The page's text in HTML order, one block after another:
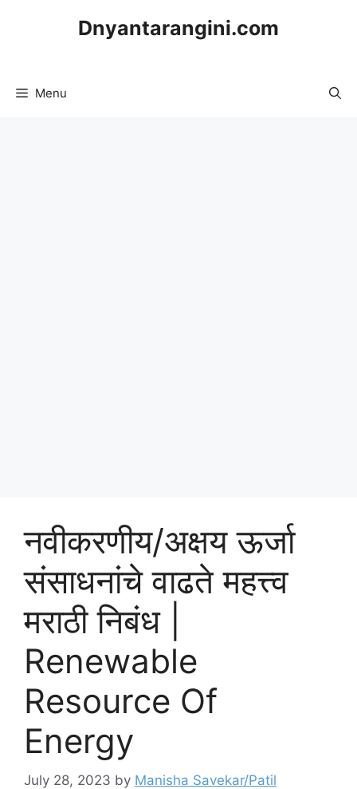
Dnyantarangini.com
Menu
नवीकरणीय/अक्षय ऊर्जा
संसाधनांचे वाढते महत्त्व
मराठी निबंध |
Renewable
Resource Of
Energy
July 28, 2023 by Manisha Savekar/Patil